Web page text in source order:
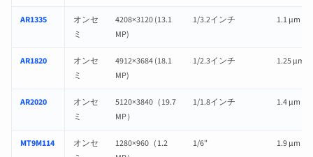
AR1335
オンセ
ミ
4208×3120 (13.1
MP)
1/3.2インチ 1.1 µm
AR1820
オンセ
ミ
4912×3684 (18.1
MP)
1/2.3インチ 1.25 µm
AR2020
オンセ
ミ
5120×3840（19.7
MP）
1/1.8インチ 1.4 µm
MT9M114
オンセ
1280×960（1.2
1/6" 1.9 µm